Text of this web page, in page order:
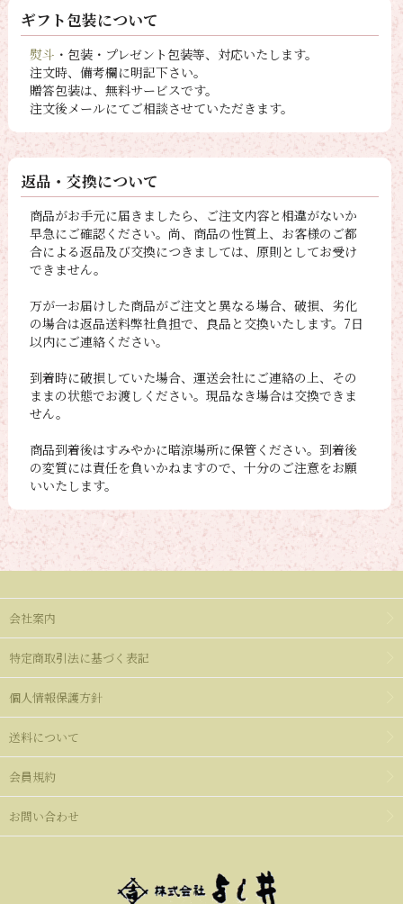
ギフト包装について
熨斗 ・包装・プレゼント包装等、対応いたします。
注文時、備考欄に明記下さい。
贈答包装は、無料サービスです。
注文後メールにてご相談させていただきます。
返品・交換について
商品がお手元に届きましたら、ご注文内容と相違がないか
早急にご確認ください。尚、商品の性質上、お客様のご都
合による返品及び交換につきましては、原則としてお受け
できません。
万が一お届けした商品がご注文と異なる場合、破損、劣化
の場合は返品送料弊社負担で、良品と交換いたします。7日
以内にご連絡ください。
到着時に破損していた場合、運送会社にご連絡の上、その
ままの状態でお渡しください。現品なき場合は交換できま
せん。
商品到着後はすみやかに暗涼場所に保管ください。到着後
の変質には責任を負いかねますので、十分のご注意をお願
いいたします。
会社案内
特定商取引法に基づく表記
個人情報保護方針
送料について
会員規約
お問い合わせ